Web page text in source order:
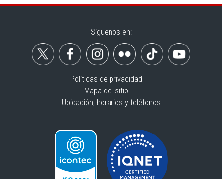
Síguenos en:
Políticas de privacidad
Mapa del sitio
Ubicación, horarios y teléfonos